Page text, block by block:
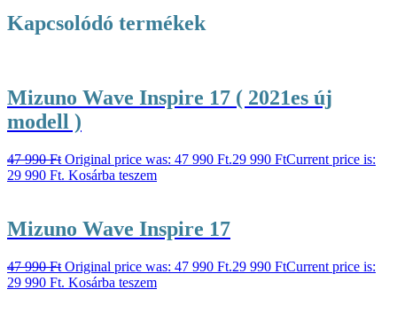
Kapcsolódó termékek
Mizuno Wave Inspire 17 ( 2021es új
modell )
47 990Ft Original price was: 47 990 Ft.29 990 FtCurrent price is:
29 990 Ft. Kosárba teszem
Mizuno Wave Inspire 17
47 990Ft Original price was: 47 990 Ft.29 990 FtCurrent price is:
29 990 Ft. Kosárba teszem